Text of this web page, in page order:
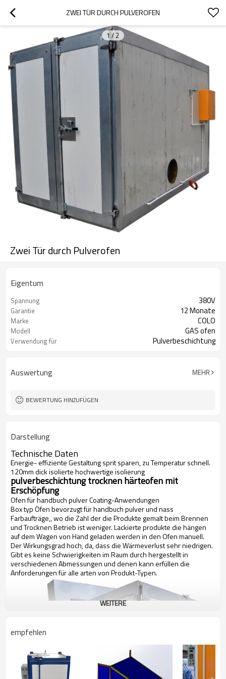
ZWEI TÜR DURCH PULVEROFEN
1 / 2
Zwei Tür durch Pulverofen
Eigentum
Spannung 380V
Garantie 12 Monate
Marke COLO
Modell GAS ofen
Verwendung für Pulverbeschichtung
Auswertung MEHR
BEWERTUNG HINZUFÜGEN
Darstellung
Technische Daten
Energie- effiziente Gestaltung sprit sparen, zu Temperatur schnell.
120mm dick isolierte hochwertige isolierung
pulverbeschichtung trocknen härteofen mit
Erschöpfung
Ofen für handbuch pulver Coating-Anwendungen
Box typ Öfen bevorzugt für handbuch pulver und nass
Farbaufträge,, wo die Zahl der die Produkte gemalt beim Brennen
und Trocknen Betrieb ist weniger. Lackierte produkte die hängen
auf dem Wagen von Hand geladen werden in den Ofen manuell.
Der Wirkungsgrad hoch, da, dass die Wärmeverlust sehr niedrigen.
Gibt es keine Schwierigkeiten im Raum durch hergestellt in
verschiedenen Abmessungen und denen kann erfüllen die
Anforderungen für alle arten von Produkt-Typen.
WEITERE
empfehlen